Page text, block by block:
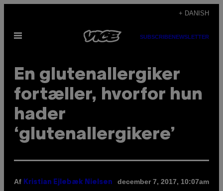
indhold
+ DANISH
Åbn
SUBSCRIBENEWSLETTER
En glutenallergiker
fortæller, hvorfor hun
hader
‘glutenallergikere’
Af Kristian Ejlebæk Nielsen december 7, 2017, 10:07am